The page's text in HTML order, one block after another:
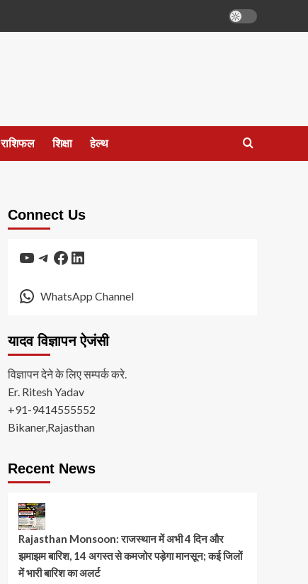
राशिफल शिक्षा हेल्थ
Connect Us
YouTube
Telegram
Facebook
LinkedIn
WhatsApp Channel
यादव विज्ञापन ऐजंसी
विज्ञापन देने के लिए सम्पर्क करे.
Er. Ritesh Yadav
+91-9414555552
Bikaner,Rajasthan
Recent News
Rajasthan Monsoon: राजस्थान में अभी 4 दिन और
झमाझम बारिश, 14 अगस्त से कमजोर पड़ेगा मानसून; कई जिलों
में भारी बारिश का अलर्ट